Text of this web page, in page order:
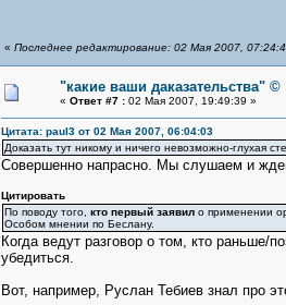
« Последнее редактирование: 02 Мая 2007,
"какие ваши даказательства" ©
« Ответ #7 :02 Мая 2007, 19:49:39 »
Цитата: paul3 от 02 Мая 2007, 06:04:03
Доказать тут никому и ничего невозможно-глухая
Совершенно напрасно. Мы слушаем и
Цитировать
По поводу того, кто первый заявило применении
Особом мнении по Беслану.
Когда ведут разговор о том, кто
убедиться.
Вот, например, Руслан Тебиев знал про